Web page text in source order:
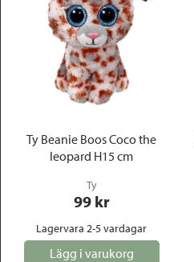
Ty Beanie Boos Coco the
leopard H15 cm
Ty
99 kr
Lagervara 2-5 vardagar
Lägg i varukorg